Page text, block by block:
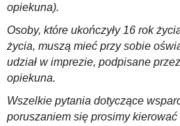
opiekuna).
Osoby, które ukończyły 16 rok
życia, muszą mieć przy sobie
udział w imprezie, podpisane
opiekuna.
Wszelkie pytania dotyczące
poruszaniem się prosimy kierować